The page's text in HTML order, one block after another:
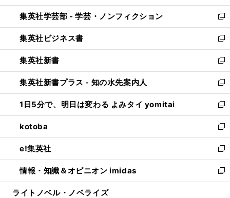
開
く
ウ
で
開
く
ン
ド
ウ
で
開
く
ウ
ィ
ン
ド
ウ
で
開
く
集英社学芸部 - 学芸・ノンフィクション
新
し
い
ウ
ィ
ン
ド
ウ
で
開
く
集英社ビジネス書
新
し
い
ウ
ィ
ン
ド
ウ
で
開
く
集英社新書
新
し
い
ウ
ィ
ン
ド
ウ
で
開
く
集英社新書プラス - 知の水先案内人
新
し
い
ウ
ィ
ン
ド
ウ
で
開
1日5分で、明日は変わる よみタイ yomitai
新
し
い
ウ
ィ
ン
ド
ウ
kotoba
新
し
い
ウ
ィ
ン
e!集英社
新
し
い
ウ
情報・知識＆オピニオン imidas
新
し
ライトノベル・ノベライズ